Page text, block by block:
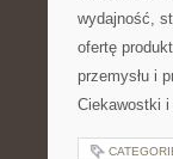
wydajność,
ofertę
przemysłu i
Ciekawostki